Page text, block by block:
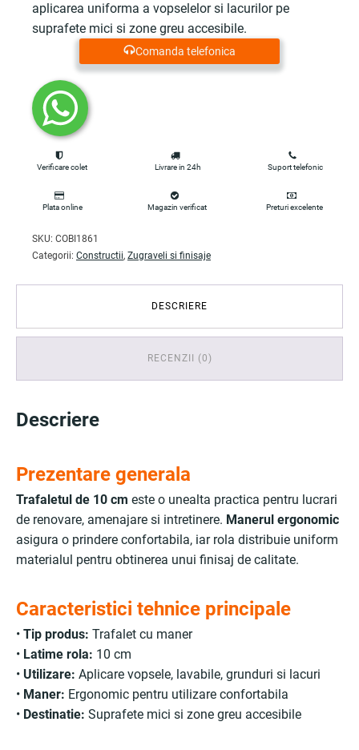
aplicarea uniforma a vopselelor si lacurilor pe
suprafete mici si zone greu accesibile.
Comanda telefonica
Verificare colet Livrare in 24h Suport telefonic
Plata online Magazin verificat Preturi excelente
SKU: COBI1861
Categorii: Constructii, Zugraveli si finisaje
DESCRIERE
RECENZII (0)
Descriere
Prezentare generala
Trafaletul de 10 cm este o unealta practica pentru lucrari
de renovare, amenajare si intretinere. Manerul ergonomic
asigura o prindere confortabila, iar rola distribuie uniform
materialul pentru obtinerea unui finisaj de calitate.
Caracteristici tehnice principale
• Tip produs: Trafalet cu maner
• Latime rola: 10 cm
• Utilizare: Aplicare vopsele, lavabile, grunduri si lacuri
• Maner: Ergonomic pentru utilizare confortabila
• Destinatie: Suprafete mici si zone greu accesibile